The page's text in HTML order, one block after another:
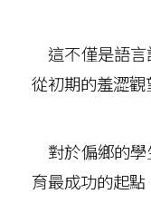
這不僅是語言
從初期的羞澀
對於偏鄉的學
育最成功的起點